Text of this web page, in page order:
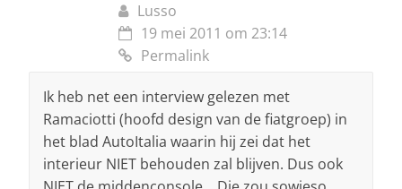
Lusso
19 mei 2011 om 23:14
Permalink
Ik heb net een interview gelezen met
Ramaciotti (hoofd design van de fiatgroep) in
het blad AutoItalia waarin hij zei dat het
interieur NIET behouden zal blijven. Dus ook